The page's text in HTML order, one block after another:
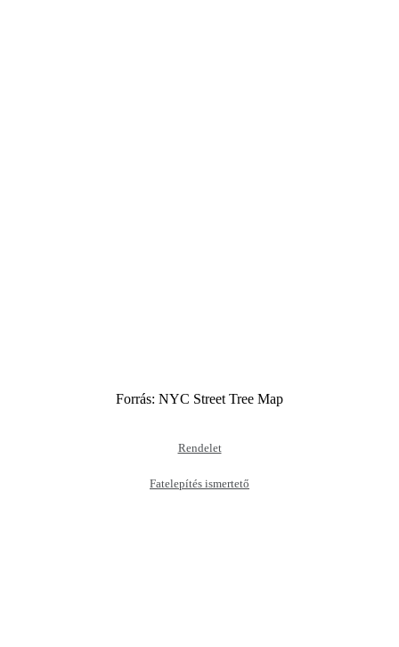
Forrás: NYC Street Tree Map
Rendelet
Fatelepítés ismertető